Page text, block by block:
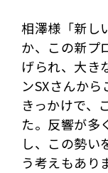
相澤様「新し
か、この新プ
げられ、大き
ンSXさんか
きっかけで、
た。反響が多
し、この勢い
う考えもあり